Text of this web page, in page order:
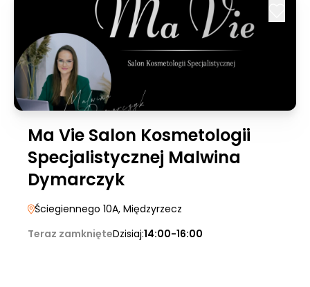
Ma Vie Salon Kosmetologii
Specjalistycznej Malwina
Dymarczyk
Ściegiennego 10A, Międzyrzecz
Teraz zamknięteDzisiaj:14:00-16:00